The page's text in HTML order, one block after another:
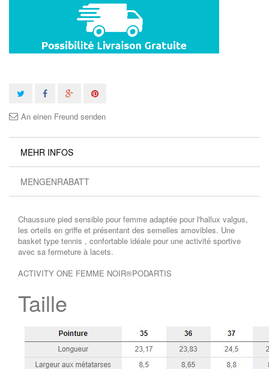
An einen Freund senden
MEHR INFOS
MENGENRABATT
Chaussure pied sensible pour femme adaptée pour l'hallux valgus,
les orteils en griffe et présentant des semelles amovibles. Une
basket type tennis , confortable idéale pour une activité sportive
avec sa fermeture à lacets.
ACTIVITY ONE FEMME NOIR®PODARTIS
Taille